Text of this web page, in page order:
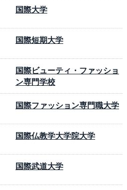
国際大学
国際短期大学
国際ビューティ・ファッショ
ン専門学校
国際ファッション専門職大学
国際仏教学大学院大学
国際武道大学